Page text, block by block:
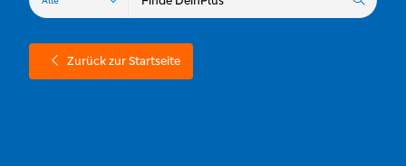
Zurück zur Startseite